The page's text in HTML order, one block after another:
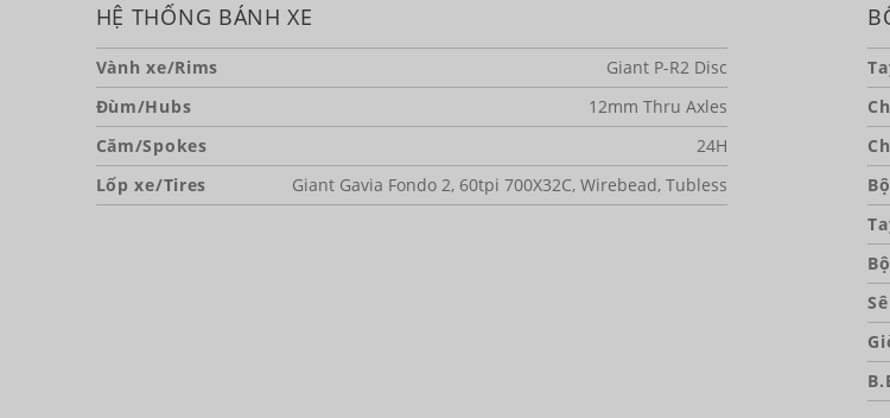
HỆ THỐNG BÁNH XE
Vành xe/Rims
Giant P-R2 Disc
Đùm/Hubs
12mm Thru Axles
Căm/Spokes
24H
Lốp xe/Tires
Giant Gavia Fondo 2, 60tpi 700X32C, Wirebead, Tubless